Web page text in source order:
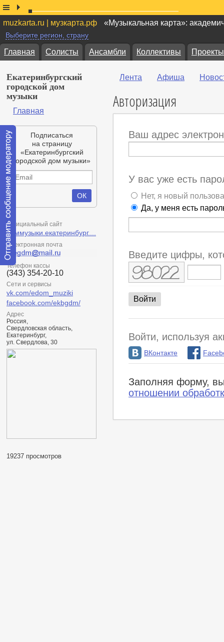
muzkarta.ru | музкарта.рф «Музыкальная карта»:
Выберите регион, страну
Главная Солисты Ансамбли Коллективы Проекты
Екатеринбургский
городской дом
музыки
Главная
Подписаться
на страницу
«Екатеринбургский
городской дом музыки»
Официальный сайт
доммузыки.екатеринбург....
Электронная почта
Телефон кассы
(343) 354-20-10
Сети и сервисы
vk.com/edom_muziki
facebook.com/ekbgdm/
Адрес
Россия,
Свердловская область,
Екатеринбург,
ул. Свердлова, 30
19237 просмотров
Лента Афиша
Авторизация
Ваш адрес
У вас уже есть
Нет, я новый
Да, у меня есть
Введите цифры,
Войти, используя
ВКонтакте
Заполняя форму,
отношении
Отправить
сообщение
модератору